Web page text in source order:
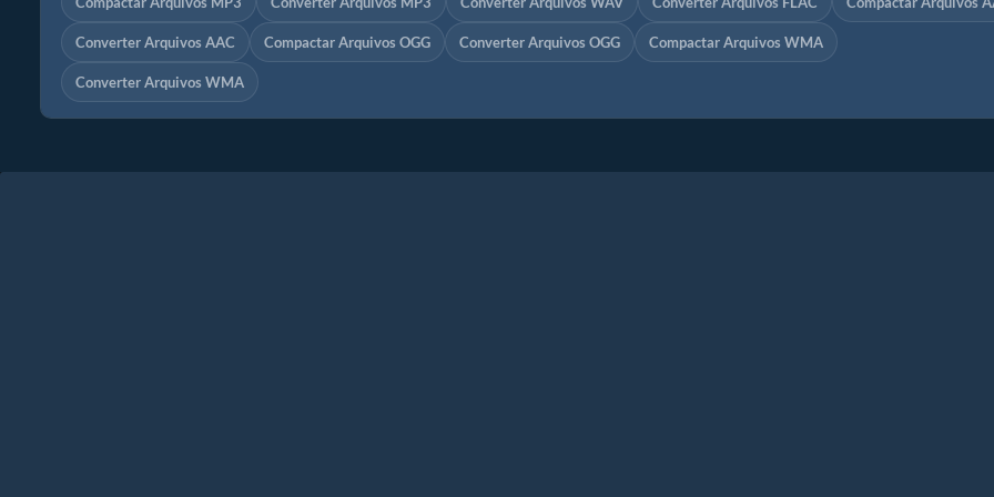
Converter Arquivos AAC Compactar Arquivos OGG Converter Arquivos OGG Compactar Arquivos WMA
Converter Arquivos WMA